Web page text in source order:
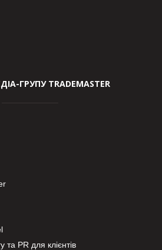
ГРУПУ TRADEMASTER
PR для клієнтів